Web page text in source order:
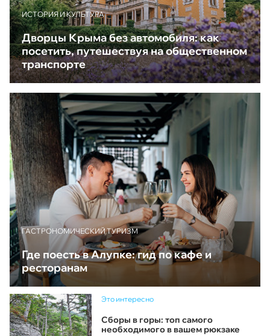
ИСТОРИЯ И КУЛЬТУРА
Дворцы Крыма без автомобиля: как
посетить, путешествуя на общественном
транспорте
ГАСТРОНОМИЧЕСКИЙ ТУРИЗМ
Где поесть в Алупке: гид по кафе и
ресторанам
Это интересно
Сборы в горы: топ самого
необходимого в вашем рюкзаке